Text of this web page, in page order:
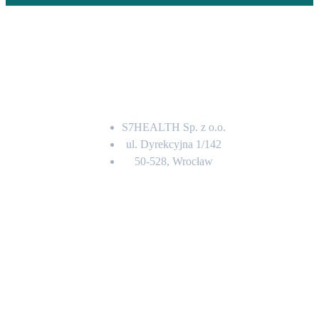
S7HEALTH Sp. z o.o.
ul. Dyrekcyjna 1/142
50-528, Wrocław